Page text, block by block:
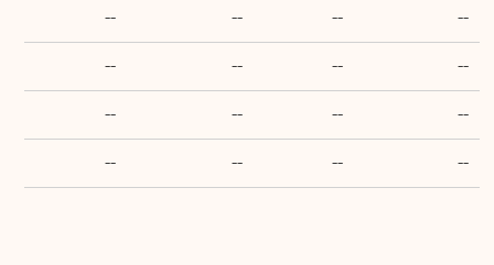
--
--
--
--
--
--
--
--
--
--
--
--
--
--
--
--